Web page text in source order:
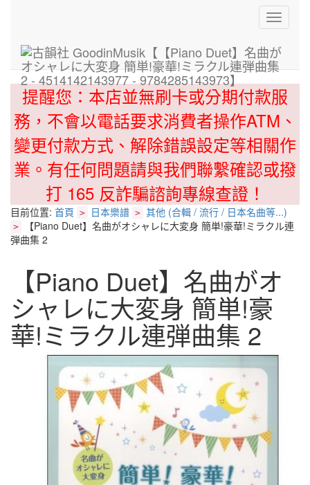
Toggle
提醒您：本店並無刷卡或分期付款服
務，不會以電話要求消費者操作ATM、
變更付款方式、解除錯誤設定等相關作
業。有任何問題請與我們聯繫確認或撥
打 165 反詐騙諮詢專線查證！
目前位置: 首頁 > 日本樂譜 > 其他 (合輯 / 流行 / 日本名曲等...)
>
【Piano Duet】名曲がオシャレに大変身 簡単!豪華!ミラクル連
弾曲集 2
【Piano Duet】名曲がオ
シャレに大変身 簡単!豪
華!ミラクル連弾曲集 2